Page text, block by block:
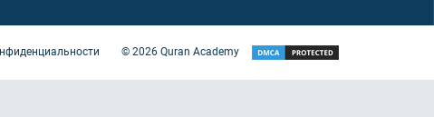
©2026Quran Academy